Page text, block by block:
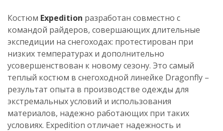
Костюм Expedition разработан совместно с
командой райдеров, совершающих длительные
экспедиции на снегоходах: протестирован при
низких температурах и дополнительно
усовершенствован к новому сезону. Это самый
теплый костюм в снегоходной линейке Dragonfly –
результат опыта в производстве одежды для
экстремальных условий и использования
материалов, надежно работающих при таких
условиях. Expedition отличает надежность и